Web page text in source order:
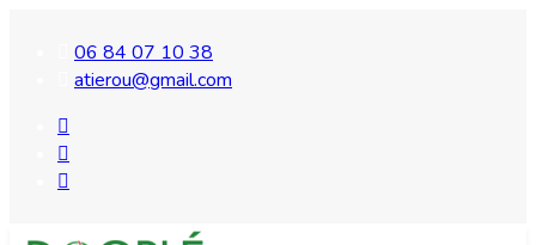
06 84 07 10 38
atierou@gmail.com